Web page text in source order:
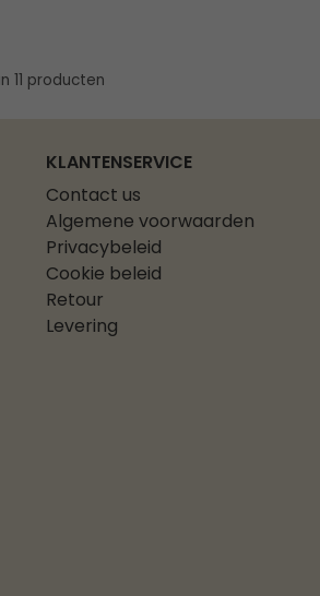
11 producten
KLANTENSERVICE
Contact us
Algemene voorwaarden
Privacybeleid
Cookie beleid
Retour
Levering